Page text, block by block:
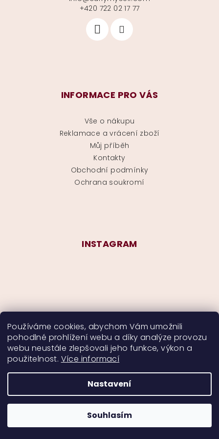
Používáme cookies, abychom Vám umožnili
pohodlné prohlížení webu a díky analýze provozu
webu neustále zlepšovali jeho funkce, výkon a
použitelnost. Více informací
Nastavení
Souhlasím
+420 722 02 17 77
INFORMACE PRO VÁS
Vše o nákupu
Reklamace a vrácení zboží
Můj příběh
Kontakty
Obchodní podmínky
Ochrana soukromí
INSTAGRAM
Sledovat na Instagramu
Vytvořil Shoptet